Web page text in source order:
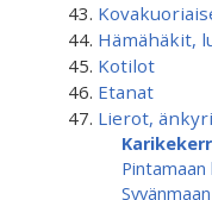
Hämähäkit,
Kotilot
Etanat
Lierot,